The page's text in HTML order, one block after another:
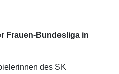
Frauen-Bundesliga in
des SK